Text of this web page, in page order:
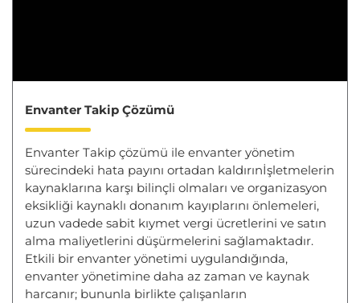
Envanter Takip Çözümü
Envanter Takip çözümü ile envanter yönetim
sürecindeki hata payını ortadan kaldırınİşletmelerin
kaynaklarına karşı bilinçli olmaları ve organizasyon
eksikliği kaynaklı donanım kayıplarını önlemeleri,
uzun vadede sabit kıymet vergi ücretlerini ve satın
alma maliyetlerini düşürmelerini sağlamaktadır.
Etkili bir envanter yönetimi uygulandığında,
envanter yönetimine daha az zaman ve kaynak
harcanır; bununla birlikte çalışanların